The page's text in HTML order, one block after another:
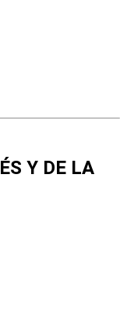
Y DE LA